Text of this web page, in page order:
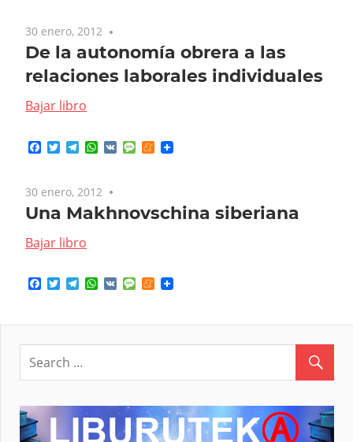
30 enero, 2012
De la autonomía obrera a las
relaciones laborales individuales
Bajar libro
Facebook
TwitterTelegram
WhatsApp
VK MessageMeneame
30 enero, 2012
Una Makhnovschina siberiana
Bajar libro
Facebook
TwitterTelegram
WhatsApp
VK MessageMeneame